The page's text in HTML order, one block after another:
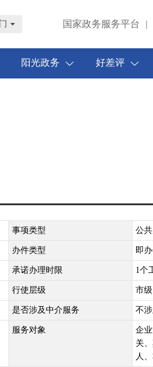
国家政务服务平台 |
阳光政务 好差评
事项类型 公
办件类型 即
承诺办理时限 1个
行使层级 市级
是否涉及中介服务 不涉
服务对象
企
关
人